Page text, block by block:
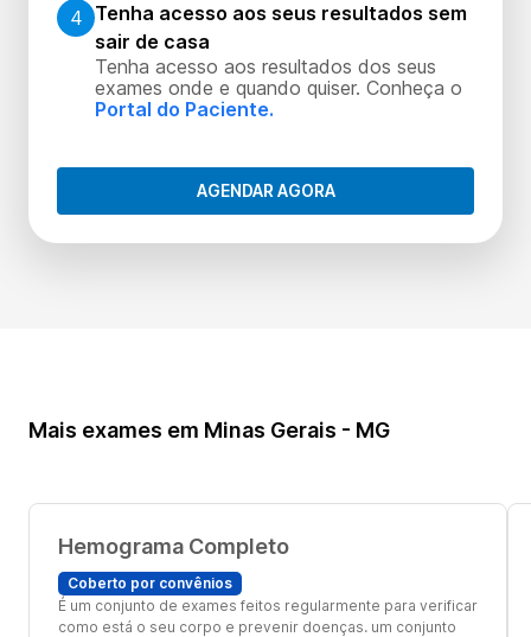
4 Tenha acesso aos seus resultados sem
sair de casa
Tenha acesso aos resultados dos seus
exames onde e quando quiser. Conheça o
Portal do Paciente.
AGENDAR AGORA
Mais exames em Minas Gerais - MG
Hemograma Completo
Coberto por convênios
É um conjunto de exames feitos regularmente para verificar
como está o seu corpo e prevenir doenças. um conjunto